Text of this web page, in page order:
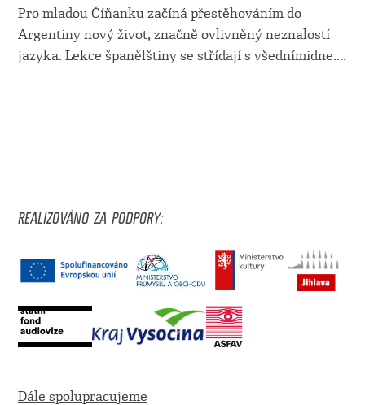
Pro mladou Číňanku začíná přestěhováním do
Argentiny nový život, značně ovlivněný neznalostí
jazyka. Lekce španělštiny se střídají s všednímidne....
REALIZOVÁNO ZA PODPORY:
Dále spolupracujeme